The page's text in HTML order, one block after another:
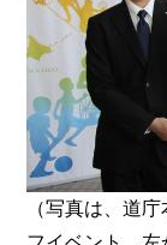
（写真は、道